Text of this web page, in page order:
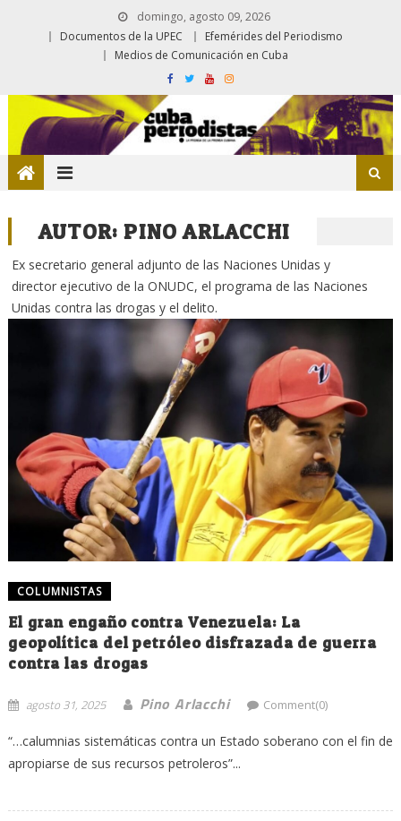
domingo, agosto 09, 2026
Documentos de la UPEC
Efemérides del Periodismo
Medios de Comunicación en Cuba
AUTOR:PINO ARLACCHI
Ex secretario general adjunto de las Naciones Unidas y
director ejecutivo de la ONUDC, el programa de las Naciones
Unidas contra las drogas y el delito.
COLUMNISTAS
El gran engaño contra Venezuela: La
geopolítica del petróleo disfrazada de guerra
contra las drogas
agosto 31, 2025 Pino Arlacchi Comment(0)
“…calumnias sistemáticas contra un Estado soberano con el fin de
apropiarse de sus recursos petroleros”...